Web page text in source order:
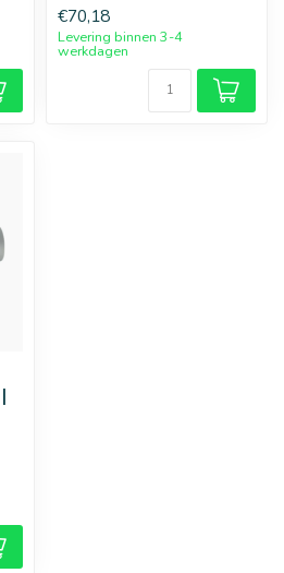
€70,18
Levering binnen 3-4
werkdagen